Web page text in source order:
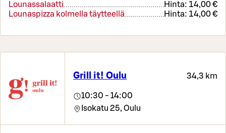
Lounassalaatti
Hinta: 14,00 €
Lounaspizza kolmella täytteellä
Hinta: 14,00 €
Grill it! Oulu 34,3 km
10:30 - 14:00
Isokatu 25, Oulu